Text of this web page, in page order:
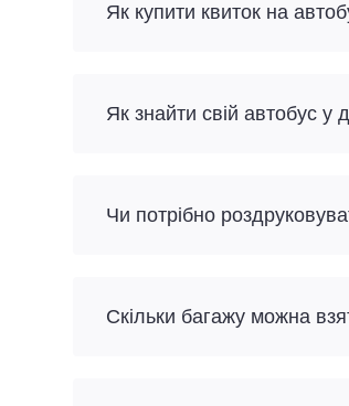
Як купити квиток на
Як знайти свій автобус у
Чи потрібно
Скільки багажу можна